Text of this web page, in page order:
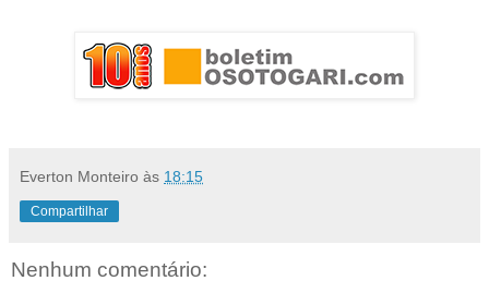
Everton Monteiro às 18:15
Compartilhar
Nenhum comentário: